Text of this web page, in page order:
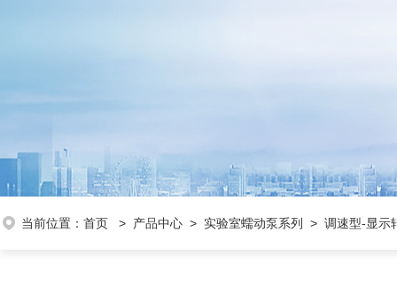
当前位置： 首页 > 产品中心 > 实验室蠕动泵系列 > 调速型-显示